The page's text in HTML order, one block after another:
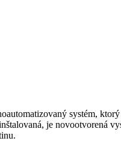
systém,
je novootvorená